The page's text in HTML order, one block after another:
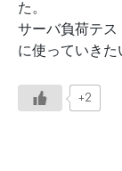
た。
サーバ負荷テ
に使っていきた
+2